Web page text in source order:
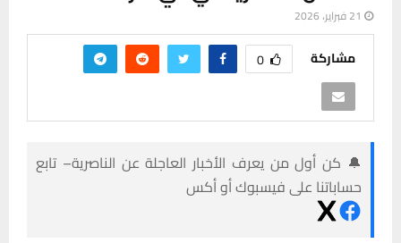
21 فبراير، 2026
مشاركة 0
🔔 كن أول من يعرف الأخبار العاجلة عن الناصرية– تابع
حساباتنا على فيسبوك أو أكس